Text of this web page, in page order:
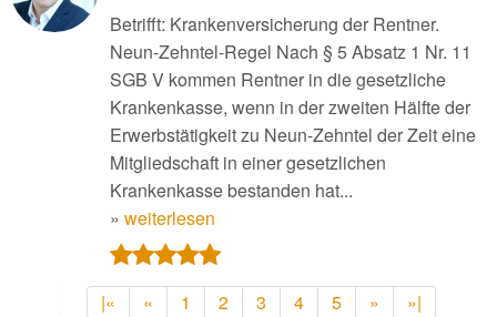
Betrifft: Krankenversicherung der Rentner.
Neun-Zehntel-Regel Nach § 5 Absatz 1 Nr. 11
SGB V kommen Rentner in die gesetzliche
Krankenkasse, wenn in der zweiten Hälfte der
Erwerbstätigkeit zu Neun-Zehntel der Zeit eine
Mitgliedschaft in einer gesetzlichen
Krankenkasse bestanden hat...
» weiterlesen
|« « 1 2 3 4 5 » »|